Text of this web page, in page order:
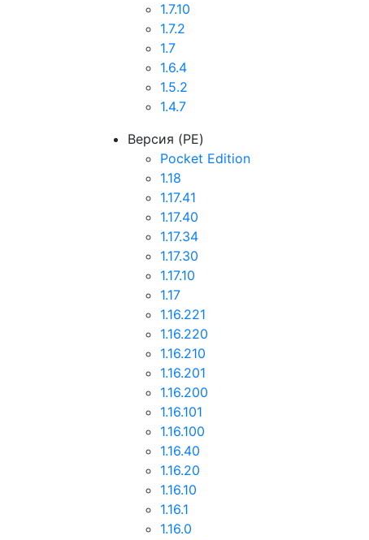
1.7.10
1.7.2
1.7
1.6.4
1.5.2
1.4.7
Версия (PE)
Pocket Edition
1.18
1.17.41
1.17.40
1.17.34
1.17.30
1.17.10
1.17
1.16.221
1.16.220
1.16.210
1.16.201
1.16.200
1.16.101
1.16.100
1.16.40
1.16.20
1.16.10
1.16.1
1.16.0